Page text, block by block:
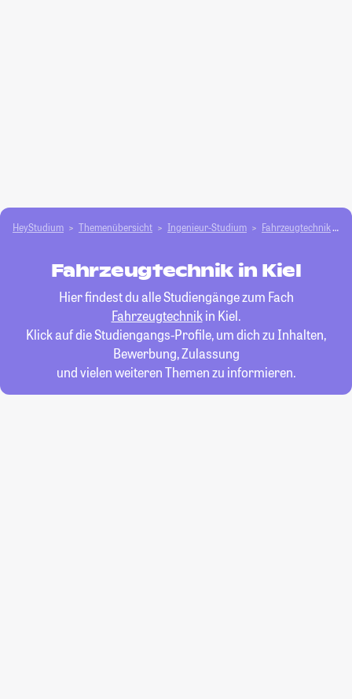
HeyStudium Themenübersicht Ingenieur-Studium Fahrzeugtechnik
Fahrzeugtechnik in Kiel
Hier findest du alle Studiengänge zum Fach
Fahrzeugtechnikin Kiel.
Klick auf die Studiengangs-Profile, um dich zu Inhalten,
Bewerbung, Zulassung
und vielen weiteren Themen zu informieren.